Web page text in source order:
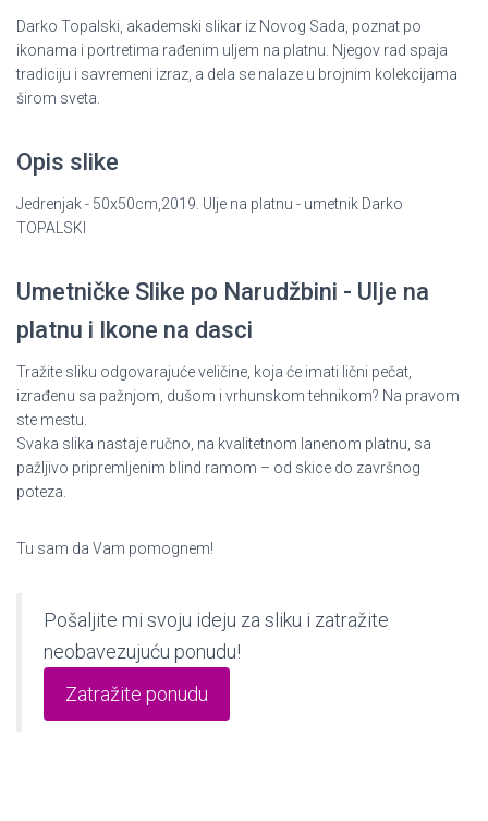
Darko Topalski, akademski slikar iz Novog Sada, poznat po
ikonama i portretima rađenim uljem na platnu. Njegov rad spaja
tradiciju i savremeni izraz, a dela se nalaze u brojnim kolekcijama
širom sveta.
Opis slike
Jedrenjak - 50x50cm,2019. Ulje na platnu - umetnik Darko
TOPALSKI
Umetničke Slike po Narudžbini - Ulje na
platnu i Ikone na dasci
Tražite sliku odgovarajuće veličine, koja će imati lični pečat,
izrađenu sa pažnjom, dušom i vrhunskom tehnikom? Na pravom
ste mestu.
Svaka slika nastaje ručno, na kvalitetnom lanenom platnu, sa
pažljivo pripremljenim blind ramom – od skice do završnog
poteza.
Tu sam da Vam pomognem!
Pošaljite mi svoju ideju za sliku i zatražite
neobavezujuću ponudu!
Zatražite ponudu